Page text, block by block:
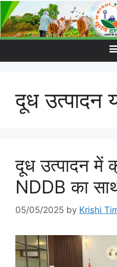
दूध उत्पादन
दूध उत्पादन में
NDDB का
05/05/2025 by Krishi